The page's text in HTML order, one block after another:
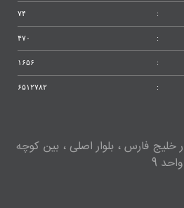
: ۷۴
: ۴۷۰
: ۱۶۵۶
: ۶۵۱۲۷۸۲
خلیج فارس ، بلوار اصلی ، بین کوچه